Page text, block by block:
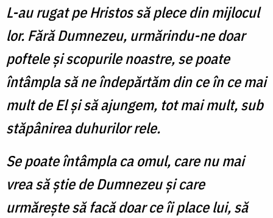
L-au rugat pe Hristos să plece din mijlocul
lor. Fără Dumnezeu, urmărindu-ne doar
poftele și scopurile noastre, se poate
întâmpla să ne îndepărtăm din ce în ce mai
mult de El și să ajungem, tot mai mult, sub
stăpânirea duhurilor rele.
Se poate întâmpla ca omul, care nu mai
vrea să știe de Dumnezeu și care
urmărește să facă doar ce îi place lui, să